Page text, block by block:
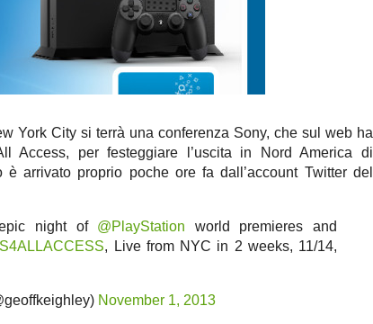
York City si terrà una conferenza Sony, che sul web ha
Access, per festeggiare l’uscita in Nord America di
è arrivato proprio poche ore fa dall’account Twitter del
night of @PlayStation world premieres and
, Live from NYC in 2 weeks, 11/14,
November 1, 2013